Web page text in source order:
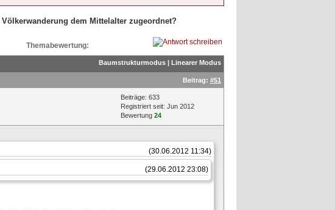
dem Mittelalter zugeordnet?
Themabewertung:
Baumstrukturmodus | Linearer Modus
Beitrag: #51
Beiträge: 633
Registriert seit: Jun 2012
Bewertung 24
(30.06.2012 11:34)
(29.06.2012 23:08)